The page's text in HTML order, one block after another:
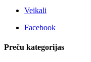
Veikali
Facebook
Preču kategorijas